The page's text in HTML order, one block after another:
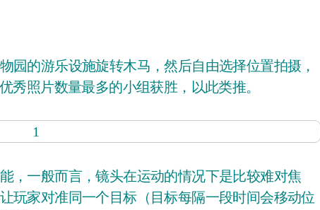
秀照片数量最多的小组获胜，以此类推。
一般而言，镜头在运动的情况下是比较难对焦
玩家对准同一个目标（目标每隔一段时间会移动位